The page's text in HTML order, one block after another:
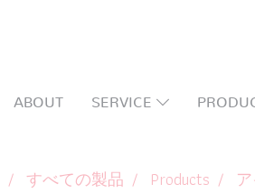
ABOUT SERVICE
すべての製品 Products